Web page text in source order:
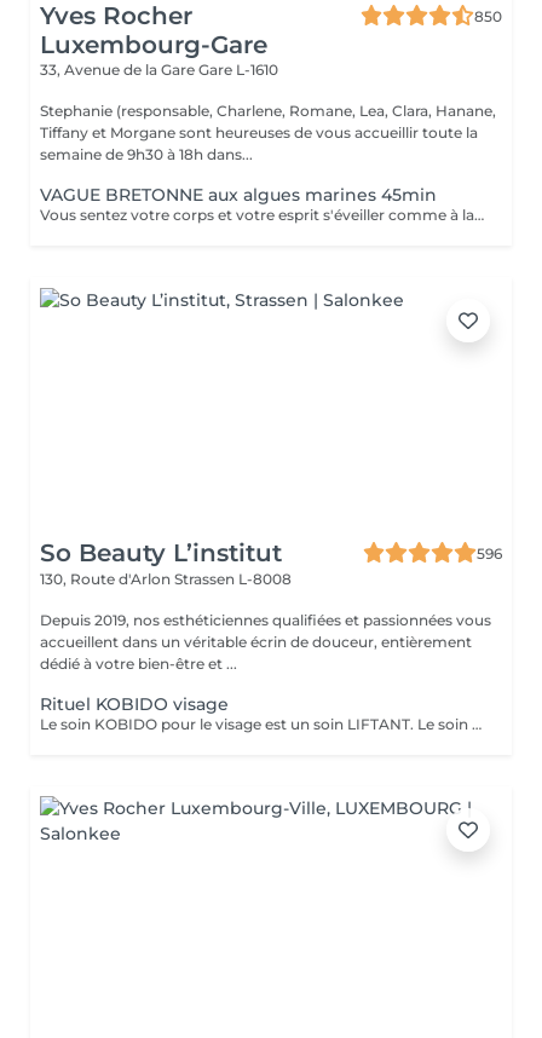
Yves Rocher
Luxembourg-Gare
850
33, Avenue de la Gare Gare L-1610
Stephanie (responsable, Charlene, Romane, Lea, Clara, Hanane,
Tiffany et Morgane sont heureuses de vous accueillir toute la
semaine de 9h30 à 18h dans...
VAGUE BRETONNE aux algues marines 45min
Vous sentez votre corps et votre esprit s'éveiller comme à la suite d'un bain dans l'OCEAN. Vous vous sentez légère et revitalisée. Vos jambes retrouvent leur tonicité et leur confort.
So Beauty L’institut
596
130, Route d'Arlon Strassen L-8008
Depuis 2019, nos esthéticiennes qualifiées et passionnées vous
accueillent dans un véritable écrin de douceur, entièrement
dédié à votre bien-être et ...
Rituel KOBIDO visage
Le soin KOBIDO pour le visage est un soin LIFTANT. Le soin dure 1h15, et vous permettra de lifter complètement votre visage. Il est idéal de venir démaquillé pour commencer ce rituel. La praticienne commencera par un enchaînement de serviettes chaudes, puis viendra stimuler les cellules avec un instrument le RIDOKI. Suivi d'un massage doux avec des techniques de massage spécifiques au Kobido. Puis elle effectura des points de pressions sur les méridiens, pour terminer avec un passage au ROULEAU DE JADE. Laissez-vous porter par ce rituel anti-âge d'exeption à la fois relaxant et liftant.